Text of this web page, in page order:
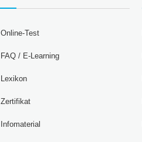
Online-Test
FAQ / E-Learning
Lexikon
Zertifikat
Infomaterial